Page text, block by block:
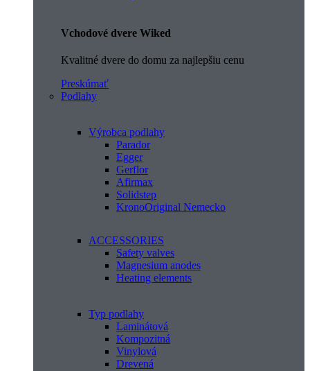
Vchodové dvere Wiked
Kvalitné dvere do domu za najlepšiu cenu
Preskúmať
Podlahy
Výrobca podlahy
Parador
Egger
Gerflor
Afirmax
Solidstep
KronoOriginal Nemecko
ACCESSORIES
Safety valves
Magnesium anodes
Heating elements
Typ podlahy
Laminátová
Kompozitná
Vinylová
Drevená